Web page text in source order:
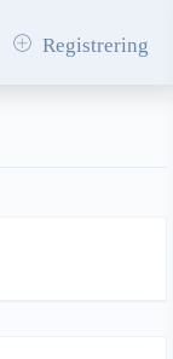
Registrering